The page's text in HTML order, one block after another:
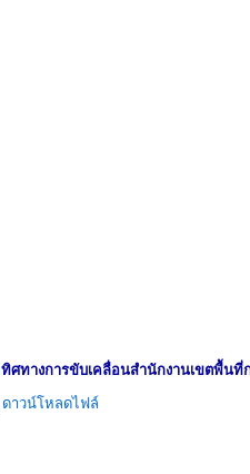
ทิศทางการขับเคลื่อนสำนักงานเขตพื้น
ดาวน์โหลดไฟล์